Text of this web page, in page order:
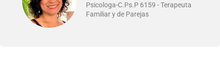
Psicologa-C.Ps.P 6159 - Terapeuta
Familiar y de Parejas